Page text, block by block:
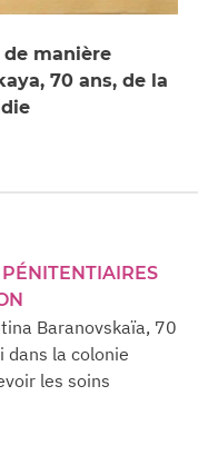
manière
70 ans, de la
Baranovskaïa, 70
dans la colonie
les soins